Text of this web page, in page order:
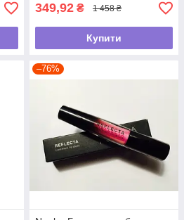
349,92 ₴ 1 458 ₴
Купити
–76%